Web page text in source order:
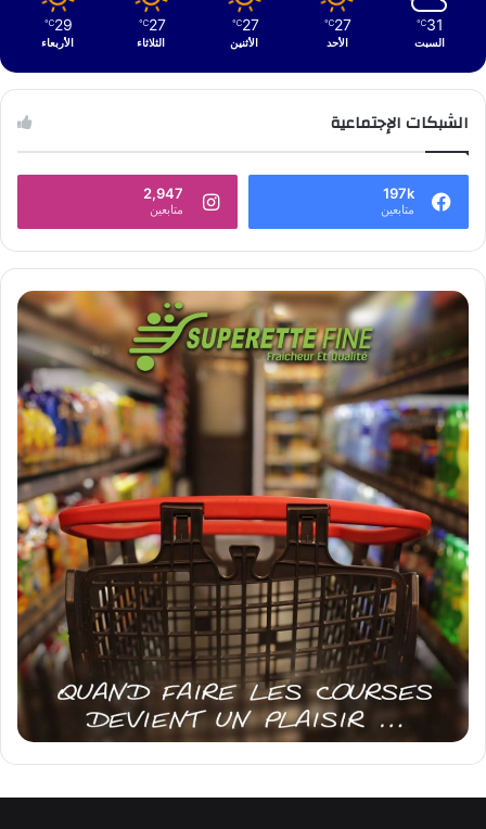
31
℃
السبت
27
℃
الأحد
27
℃
الأثنين
27
℃
الثلاثاء
29
℃
الأربعاء
الشبكات الإجتماعية
197k
متابعين
2,947
متابعين